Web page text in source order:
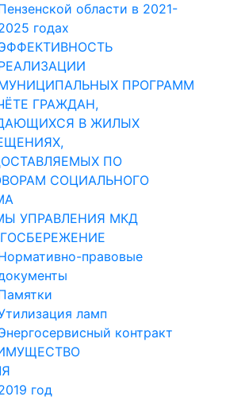
области в 2021-
годах
ПРОГРАММ
ГРАЖДАН,
В ЖИЛЫХ
ПО
СОЦИАЛЬНОГО
УПРАВЛЕНИЯ МКД
правовые
ламп
контракт
год